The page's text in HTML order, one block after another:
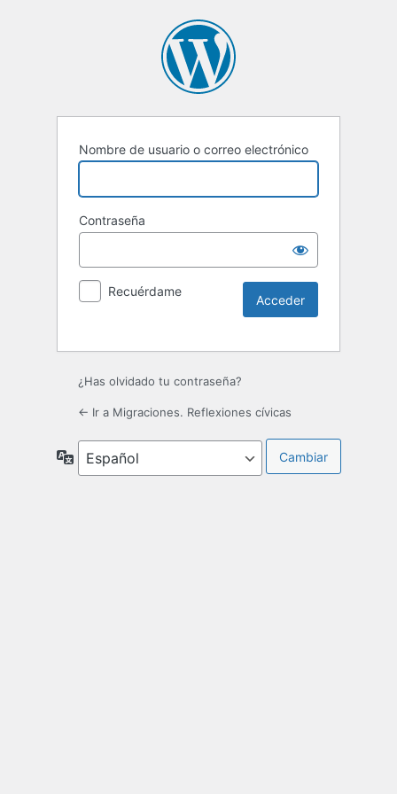
Nombre de usuario o correo electrónico
Contraseña
Recuérdame
¿Has olvidado tu contraseña?
← Ir a Migraciones. Reflexiones cívicas
Idioma